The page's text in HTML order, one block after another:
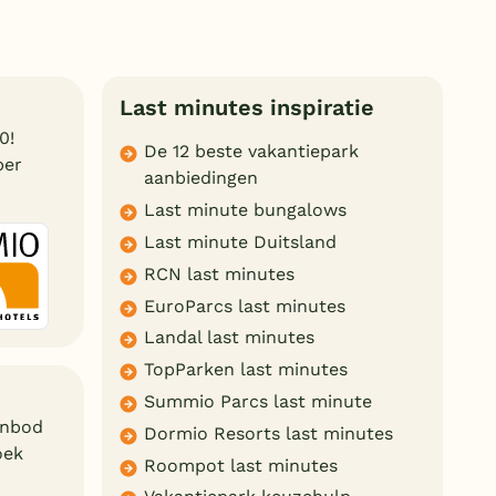
Last minutes inspiratie
De 12 beste vakantiepark
aanbiedingen
Last minute bungalows
Last minute Duitsland
RCN last minutes
EuroParcs last minutes
Landal last minutes
TopParken last minutes
Summio Parcs last minute
Dormio Resorts last minutes
Roompot last minutes